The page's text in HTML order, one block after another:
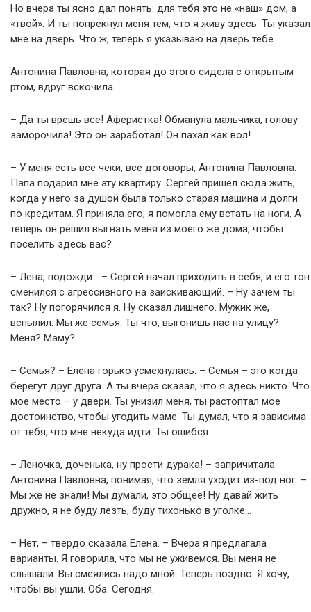
Но вчера ты ясно дал понять: для тебя это не «наш» дом, а
«твой». И ты попрекнул меня тем, что я живу здесь. Ты указал
мне на дверь. Что ж, теперь я указываю на дверь тебе.
Антонина Павловна, которая до этого сидела с открытым
ртом, вдруг вскочила.
– Да ты врешь все! Аферистка! Обманула мальчика, голову
заморочила! Это он заработал! Он пахал как вол!
– У меня есть все чеки, все договоры, Антонина Павловна.
Папа подарил мне эту квартиру. Сергей пришел сюда жить,
когда у него за душой была только старая машина и долги
по кредитам. Я приняла его, я помогла ему встать на ноги. А
теперь он решил выгнать меня из моего же дома, чтобы
поселить здесь вас?
– Лена, подожди… – Сергей начал приходить в себя, и его тон
сменился с агрессивного на заискивающий. – Ну зачем ты
так? Ну погорячился я. Ну сказал лишнего. Мужик же,
вспылил. Мы же семья. Ты что, выгонишь нас на улицу?
Меня? Маму?
– Семья? – Елена горько усмехнулась. – Семья – это когда
берегут друг друга. А ты вчера сказал, что я здесь никто. Что
мое место – у двери. Ты унизил меня, ты растоптал мое
достоинство, чтобы угодить маме. Ты думал, что я зависима
от тебя, что мне некуда идти. Ты ошибся.
– Леночка, доченька, ну прости дурака! – запричитала
Антонина Павловна, понимая, что земля уходит из-под ног. –
Мы же не знали! Мы думали, это общее! Ну давай жить
дружно, я не буду лезть, буду тихонько в уголке…
– Нет, – твердо сказала Елена. – Вчера я предлагала
варианты. Я говорила, что мы не уживемся. Вы меня не
слышали. Вы смеялись надо мной. Теперь поздно. Я хочу,
чтобы вы ушли. Оба. Сегодня.